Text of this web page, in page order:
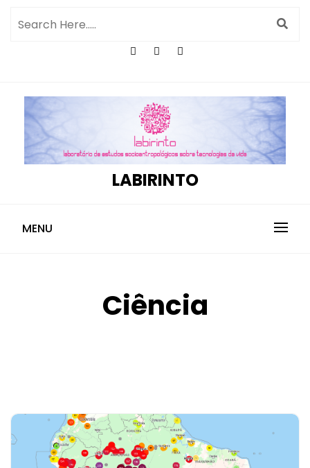
LABIRINTO
MENU
Ciência